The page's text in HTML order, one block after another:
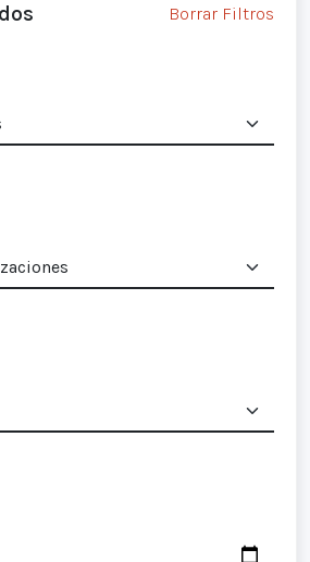
Borrar Filtros